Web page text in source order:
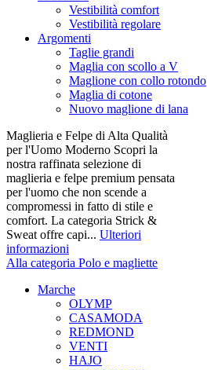
Vestibilità comfort
Vestibilità regolare
Argomenti
Taglie grandi
Maglia con scollo a V
Maglione con collo rotondo
Maglia di cotone
Nuovo maglione di lana
Maglieria e Felpe di Alta Qualità
per l'Uomo Moderno Scopri la
nostra raffinata selezione di
maglieria e felpe premium pensata
per l'uomo che non scende a
compromessi in fatto di stile e
comfort. La categoria Strick &
Sweat offre capi... Ulteriori
informazioni
Alla categoria Polo e magliette
Marche
OLYMP
CASAMODA
REDMOND
VENTI
HAJO